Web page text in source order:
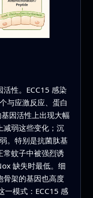
性。ECC15 感染
与应激反应、蛋白
因活性上出现大幅
减弱这些变化；沉
。特别是抗菌肽基
蚊子中被强烈诱
缺失时最低。细
骨架的基因也高度
一模式：ECC15 感